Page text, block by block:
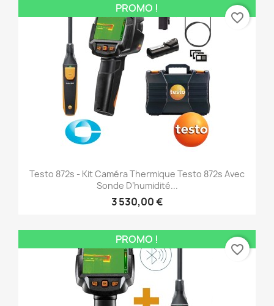
Testo 872s - Kit Caméra Thermique Testo 872s Avec
Sonde D’humidité...
3 530,00 €
PROMO !
favorite_border
PROMO !
favorite_border